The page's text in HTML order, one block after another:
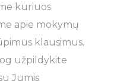
kuriuos
apie mokymų
klausimus.
užpildykite
Jumis